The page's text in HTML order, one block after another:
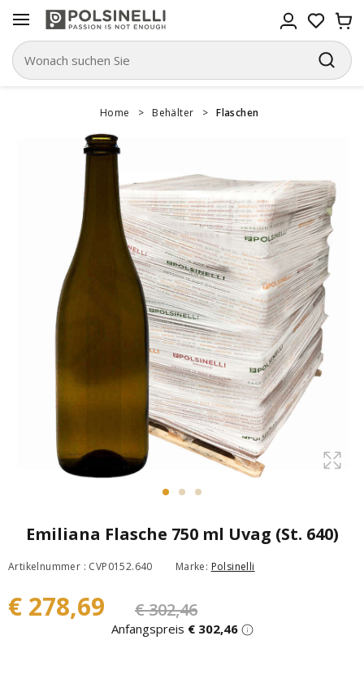
Home > Behälter > Flaschen
Emiliana Flasche 750 ml Uvag (St. 640)
Artikelnummer : CVP0152.640 Marke: Polsinelli
€ 278,69 € 302,46
Anfangspreis € 302,46